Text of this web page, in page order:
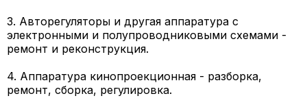
3. Авторегуляторы и другая аппаратура с
электронными и полупроводниковыми схемами -
ремонт и реконструкция.
4. Аппаратура кинопроекционная - разборка,
ремонт, сборка, регулировка.